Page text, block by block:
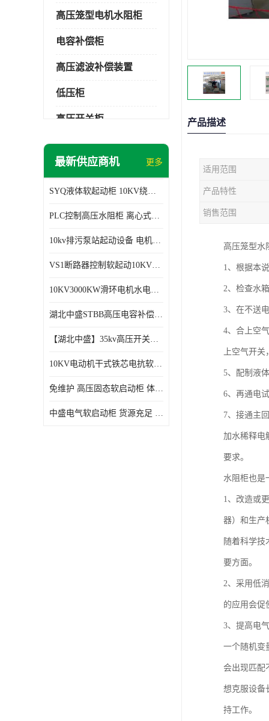
高压笼型电机水阻柜
电容补偿柜
高压滤波补偿装置
低压柜
高压开关柜
低压补偿柜
磁控软起动装置
SGYQ高压笼型电机液体电阻起动装置
最新供应商机 更多
SYQ液体软起动柜 10KV绕线电机水阻柜需知
PLC控制高压水阻柜 离心式空气压缩机机组成套软启动柜
10kv排污泵站起动设备​ 电机智能软启动柜的特点​
VS1断路器控制软起动10KV一体化高压软工作原理
10KV3000KW滑环电机水电阻软起动控制柜
湖北中盛STBB高压电容补偿柜 10kV高压真空接触器自动分组投切电容补偿柜
【湖北中盛】35kv高压开关柜厂家直销 ​KYN61-40.5成套开关柜选型
10KV电动机干式铁芯电抗软启动柜 电抗器软启动控制设备
免维护 高压固态软启动柜 体积小、结构紧凑 节能降耗 湖北中盛
中盛电气软启动柜 货源充足 定制一站式服务
产品描述
适用范围
产品特性
销售范围
高压笼型水
1、根据本
2、检查水
3、在不送
4、合上空
上空气开
5、配制液
6、再通电
7、接通主
加水稀释电
要求。
水阻柜也是
1、改造或
器）和生产
随着科学技
要方面。
2、采用低
的应用会促
3、提高电
一个随机变
会出现匹配
想克服设备
持工作。